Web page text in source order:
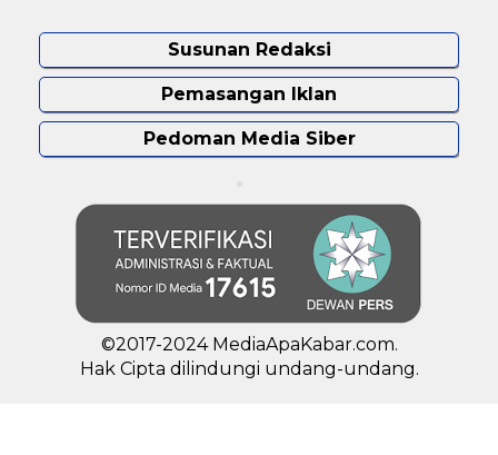
Susunan Redaksi
Pemasangan Iklan
Pedoman Media Siber
©2017-2024 MediaApaKabar.com.
Hak Cipta dilindungi undang-undang.